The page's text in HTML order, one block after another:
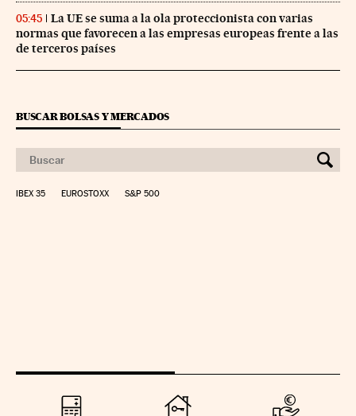
05:45
La UE se suma a la ola proteccionista con varias
normas que favorecen a las empresas europeas frente a las
de terceros países
BUSCAR BOLSAS Y MERCADOS
IBEX 35 EUROSTOXX S&P 500